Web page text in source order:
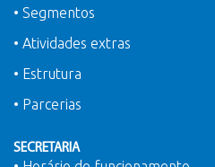
• Segmentos
• Atividades extras
• Estrutura
• Parcerias
SECRETARIA